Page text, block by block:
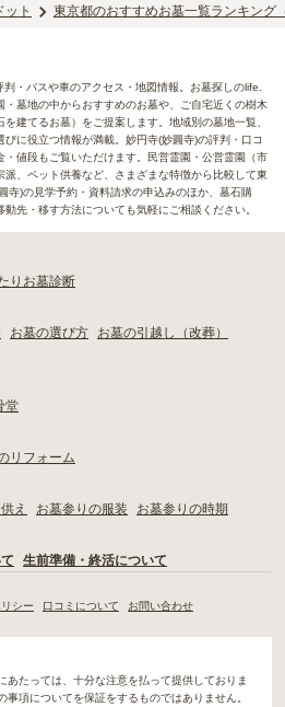
ット 東京都のおすすめお墓一覧ランキング
・バスや車のアクセス・地図情報。お墓探しのlife.
・墓地の中からおすすめのお墓や、ご自宅近くの樹木
建てるお墓）をご提案します。地域別の墓地一覧、
に役立つ情報が満載。妙円寺(妙圓寺)の評判・口コ
・値段もご覧いただけます。民営霊園・公営霊園（市
、ペット供養など、さまざまな特徴から比較して東
寺)の見学予約・資料請求の申込みのほか、墓石購
先・移す方法についても気軽にご相談ください。
りお墓診断
お墓の選び方
お墓の引越し（改葬）
堂
リフォーム
え お墓参りの服装
お墓参りの時期
生前準備・終活について
シー 口コミについて お問い合わせ
あたっては、十分な注意を払って提供しておりま
項についてを保証をするものではありません。